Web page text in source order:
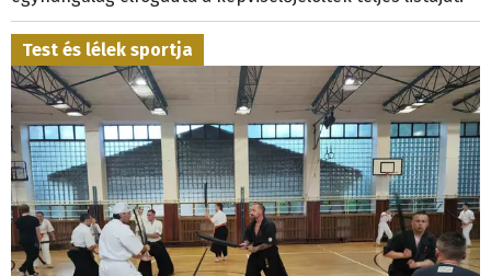
Test és lélek sportja